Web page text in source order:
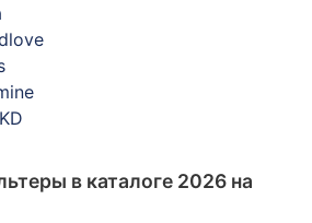
в каталоге 2026 на